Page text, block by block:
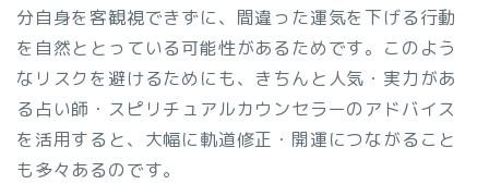
分自身を客観視できずに、間違った運気を下げる行動
を自然ととっている可能性があるためです。このよう
なリスクを避けるためにも、きちんと人気・実力があ
る占い師・スピリチュアルカウンセラーのアドバイス
を活用すると、大幅に軌道修正・開運につながること
も多々あるのです。